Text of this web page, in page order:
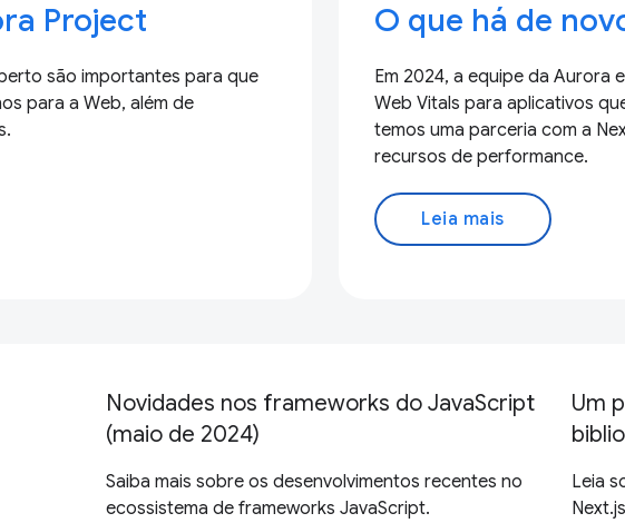
Project
são importantes para que
para a Web, além de
O que há de
Em 2024, a equipe da Aurora
Web Vitals para aplicativos
temos uma parceria com a
recursos de performance.
Leia mais
Novidades nos frameworks do JavaScript
(maio de 2024)
Saiba mais sobre os desenvolvimentos recentes no
ecossistema de frameworks JavaScript.
Um
Leia